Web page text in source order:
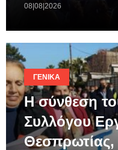
08|08|2026
ΓΕΝΙΚΆ
Η σύνθεση
Συλλόγου
Θεσπρωτίας,